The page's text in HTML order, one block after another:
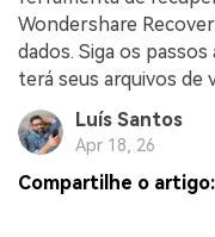
Wondershare
dados. Siga os
terá seus arquivos de
Luís Santos
Apr 18, 26
Compartilhe o artigo: